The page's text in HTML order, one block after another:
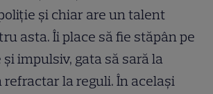
și chiar are un talent
asta. Îi place să fie stăpân pe
impulsiv, gata să sară la
refractar la reguli. În același